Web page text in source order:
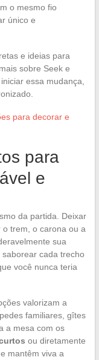
o mesmo fio
único e
e ideias para
sobre Seek e
essa mudança,
para decorar e
para
e
da partida. Deixar
trem, o carona ou a
sua
saborear cada trecho
você nunca teria
valorizam a
familiares, gîtes
a mesa com os
ou diretamente
mantêm viva a